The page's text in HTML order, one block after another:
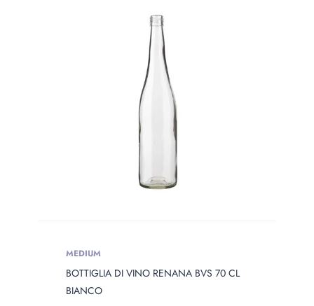
MEDIUM
BOTTIGLIA DI VINO RENANA BVS 70 CL
BIANCO